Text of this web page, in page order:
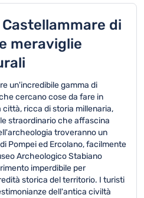
di
meraviglie
un'incredibile gamma di
cercano cose da fare in
ricca di storia millenaria,
straordinario che affascina
troveranno un
Pompei ed Ercolano, facilmente
Archeologico Stabiano
imperdibile per
storica del territorio. I turisti
dell'antica civiltà